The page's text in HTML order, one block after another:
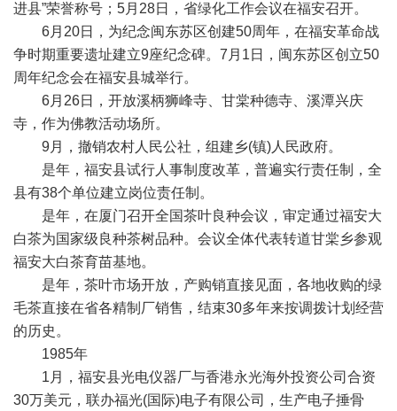
进县”荣誉称号；5月28日，省绿化工作会议在福安召开。
6月20日，为纪念闽东苏区创建50周年，在福安革命战
争时期重要遗址建立9座纪念碑。7月1日，闽东苏区创立50
周年纪念会在福安县城举行。
6月26日，开放溪柄狮峰寺、甘棠种德寺、溪潭兴庆
寺，作为佛教活动场所。
9月，撤销农村人民公社，组建乡(镇)人民政府。
是年，福安县试行人事制度改革，普遍实行责任制，全
县有38个单位建立岗位责任制。
是年，在厦门召开全国茶叶良种会议，审定通过福安大
白茶为国家级良种茶树品种。会议全体代表转道甘棠乡参观
福安大白茶育苗基地。
是年，茶叶市场开放，产购销直接见面，各地收购的绿
毛茶直接在省各精制厂销售，结束30多年来按调拨计划经营
的历史。
1985年
1月，福安县光电仪器厂与香港永光海外投资公司合资
30万美元，联办福光(国际)电子有限公司，生产电子捶骨